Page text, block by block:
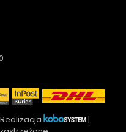
Realizacja
|